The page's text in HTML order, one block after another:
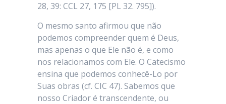
28, 39: CCL 27, 175 [PL 32. 795]).
O mesmo santo afirmou que não
podemos compreender quem é Deus,
mas apenas o que Ele não é, e como
nos relacionamos com Ele. O Catecismo
ensina que podemos conhecê-Lo por
Suas obras (cf. CIC 47). Sabemos que
nosso Criador é transcendente, ou